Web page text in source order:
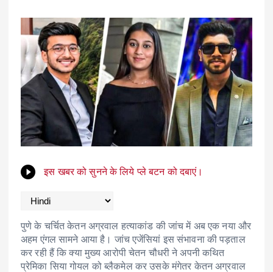
इस खबर को सुनने के लिये प्ले बटन को दबाएं।
पुणे के चर्चित केतन अग्रवाल हत्याकांड की जांच में अब एक नया और
अहम एंगल सामने आया है। जांच एजेंसियां इस संभावना की पड़ताल
कर रही हैं कि क्या मुख्य आरोपी चेतन चौधरी ने अपनी कथित
प्रेमिका सिया गोयल को ब्लैकमेल कर उसके मंगेतर केतन अग्रवाल